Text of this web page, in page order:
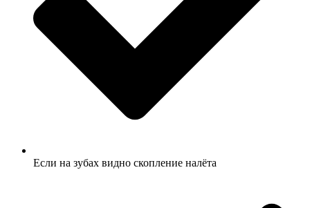
Если на зубах видно скопление налёта